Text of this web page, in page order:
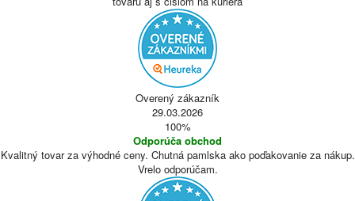
Overený zákazník
29.03.2026
100%
Odporúča obchod
Kvalitný tovar za výhodné ceny. Chutná pamlska ako poďakovanie za nákup.
Vrelo odporúčam.